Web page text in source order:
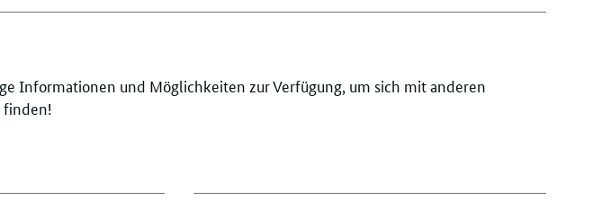
Informationen und Möglichkeiten zur Verfügung, um sich mit anderen
finden!